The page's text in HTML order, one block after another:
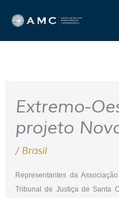
para
o
Extremo-
projeto
/ Brasil
Representantes da
Tribunal de Justiça de Santa